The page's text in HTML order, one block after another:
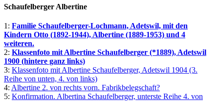
Schaufelberger Albertine
1: Familie Schaufelberger-Lochmann, Adetswil, mit den
Kindern Otto (1892-1944), Albertine (1889-1953) und 4
weiteren.
2: Klassenfoto mit Albertine Schaufelberger (*1889), Adetswil
1900 (hintere ganz links)
3: Klassenfoto mit Albertine Schaufelberger, Adetswil 1904 (3.
Reihe von unten, 4. von links)
4: Albertine 2. von rechts vorn. Fabrikbelegschaft?
5: Konfirmation. Albertina Schaufelberger, unterste Reihe 4. von